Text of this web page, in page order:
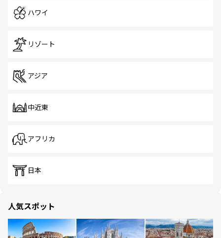
ハワイ
リゾート
アジア
中近東
アフリカ
日本
人気スポット